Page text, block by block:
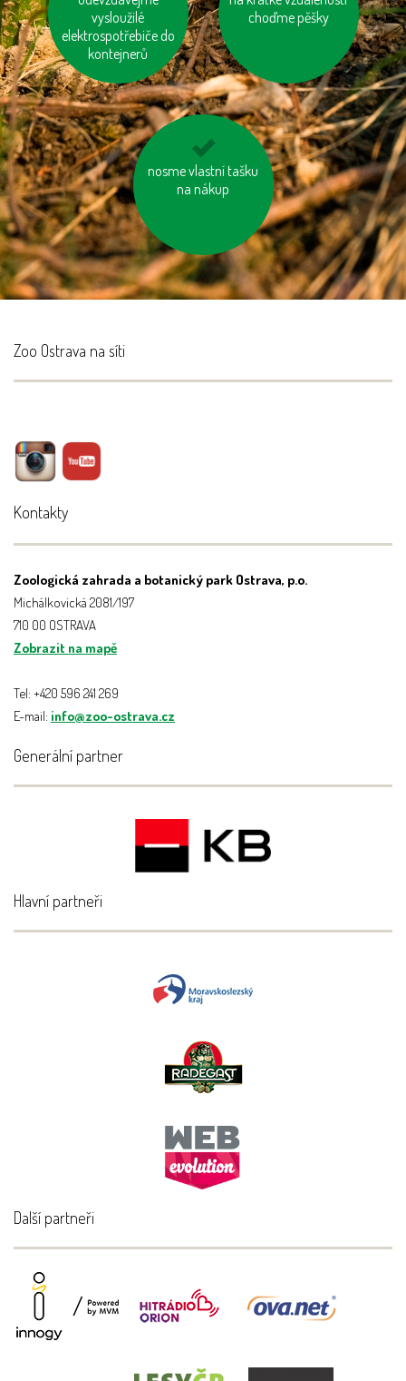
vysloužilé
elektrospotřebiče do
kontejnerů
choďme pěšky
zbytečný odpad
nosme vlastní tašku
na nákup
zatepleme si dům
Zoo Ostrava na síti
Kontakty
Zoologická zahrada a botanický park Ostrava, p.o.
Michálkovická 2081/197
710 00 OSTRAVA
Zobrazit na mapě
Tel: +420 596 241 269
E-mail: info@zoo-ostrava.cz
Generální partner
Hlavní partneři
Další partneři